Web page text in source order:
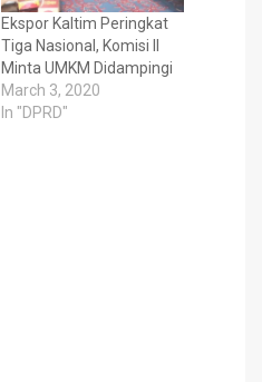
Ekspor Kaltim Peringkat
Tiga Nasional, Komisi II
Minta UMKM Didampingi
March 3, 2020
In "DPRD"